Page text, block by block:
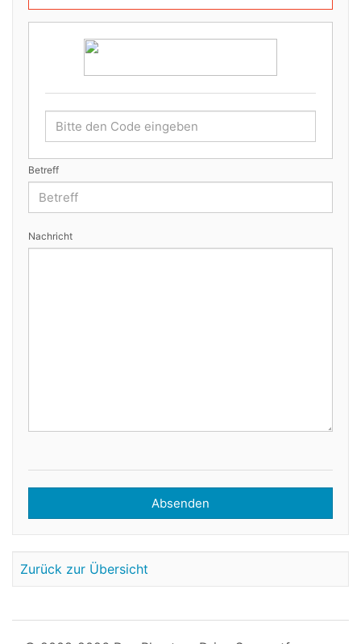
Betreff
Nachricht
Absenden
Zurück zur Übersicht